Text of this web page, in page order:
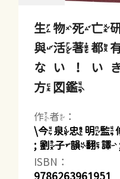
生物死亡
與活著都
ない！い
方図鑑
作者：
\今泉忠明監
; 劉子韻翻譯
ISBN：
9786263961951